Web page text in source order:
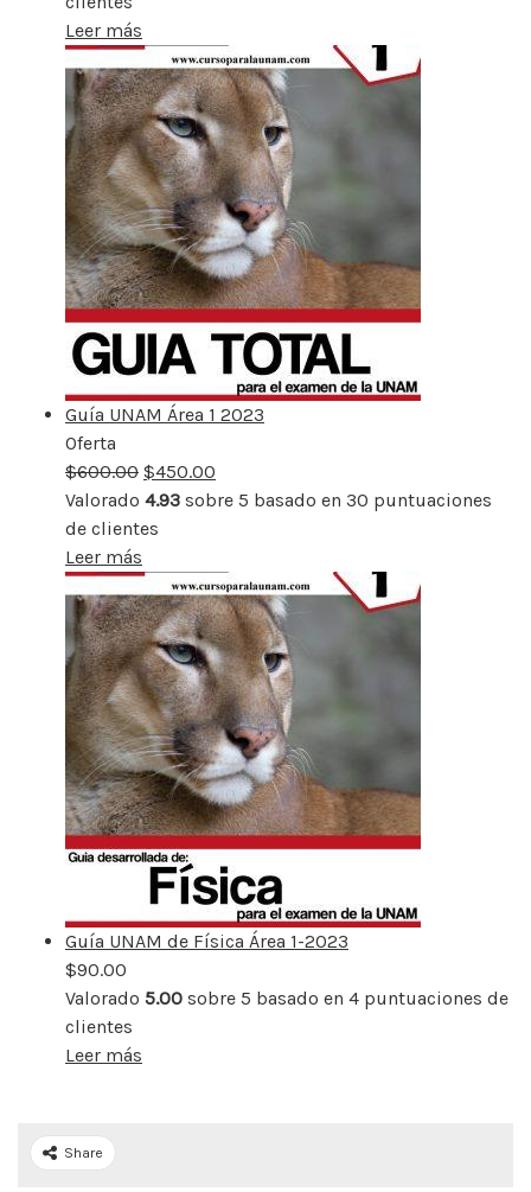
Leer más
Guía UNAM Área 1 2023
Oferta
rebajado
$600.00 $450.00
Valorado 4.93 sobre 5 basado en 30 puntuaciones
de clientes
Leer más
Guía UNAM de Física Área 1-2023
$90.00
Valorado 5.00 sobre 5 basado en 4 puntuaciones de
clientes
Leer más
Share